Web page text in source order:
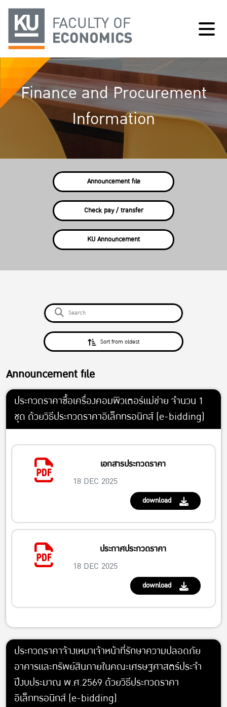
Finance and Procurement
Information
Announcement file
Check pay / transfer
KU Announcement
Sort from oldest
Announcement file
ประกวดราคาซื้อเครื่องคอมพิวเตอร์แม่ข่าย จำนวน 1
ชุด ด้วยวิธีประกวดราคาอิเล็กทรอนิกส์ (e-bidding)
เอกสารประกวดราคา
18 DEC 2025
download
ประกาศประกวดราคา
18 DEC 2025
download
ประกวดราคาจ้างเหมาเจ้าหน้าที่รักษาความปลอดภัย
อาคารและทรัพย์สินภายในคณะเศรษฐศาสตร์ประจำ
ปีงบประมาณ พ.ศ.2569 ด้วยวิธีประกวดราคา
อิเล็กทรอนิกส์ (e-bidding)